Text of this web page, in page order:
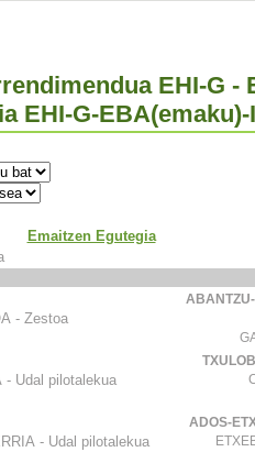
EHI-G -
EHI-G-EBA(emaku)-
Emaitzen Egutegia
- Zestoa
- Udal pilotalekua
- Udal pilotalekua
ADOS-